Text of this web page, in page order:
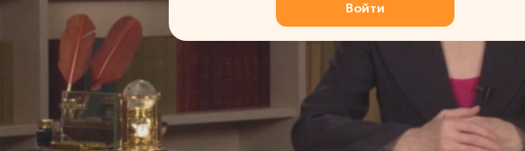
Войти